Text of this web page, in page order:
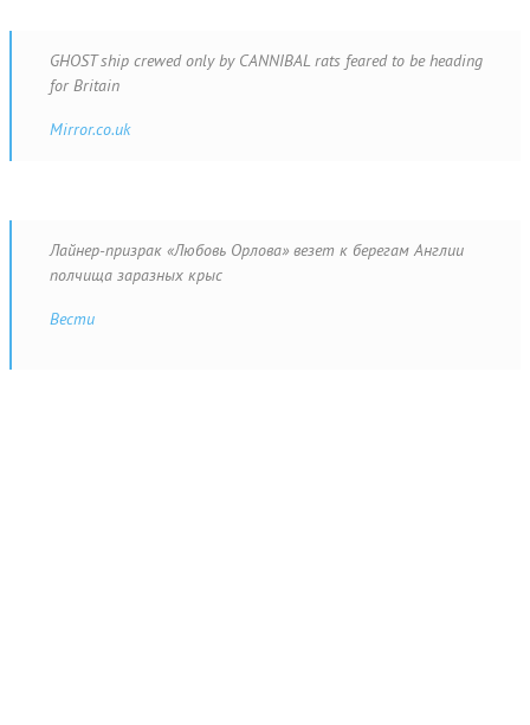
GHOST ship crewed only by CANNIBAL rats feared to be heading
for Britain
Mirror.co.uk
Лайнер-призрак «Любовь Орлова» везет к берегам Англии
полчища заразных крыс
Вести